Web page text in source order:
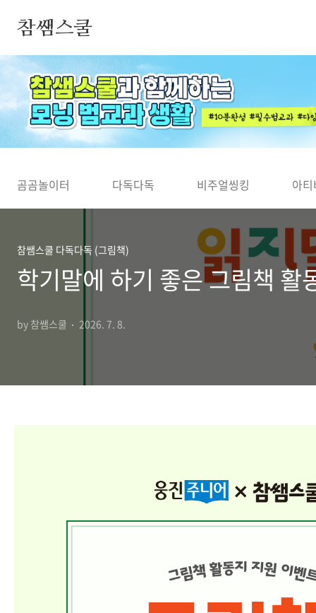
참쌤스쿨
◀
곰곰놀이터 다독다독 비주얼씽킹 아
참쌤스쿨 다독다독 (그림책)
학기말에 하기 좋은 그림책
by 참쌤스쿨 2026. 7. 8.